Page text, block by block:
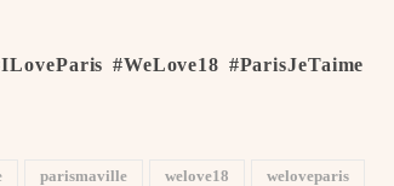
#WeLove18 #ParisJeTaime
parismaville welove18 weloveparis